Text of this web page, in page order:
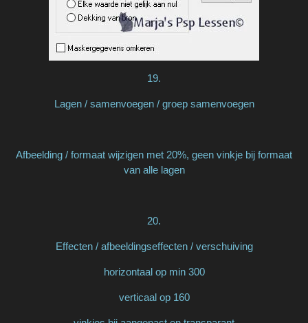
19.
Lagen / samenvoegen / groep samenvoegen
Afbeelding / formaat wijzigen met 20%, geen vinkje bij formaat
van alle lagen
20.
Effecten / afbeeldingseffecten / verschuiving
horizontaal op min 300
verticaal op 160